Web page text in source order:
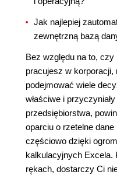
Jak najlepiej
zewnętrzną bazą
Bez względu na to,
pracujesz w
podejmować wiele
właściwe i
przedsiębiorstwa,
oparciu o rzetelne
częściowo dzięki
kalkulacyjnych
rękach, dostarczy Ci